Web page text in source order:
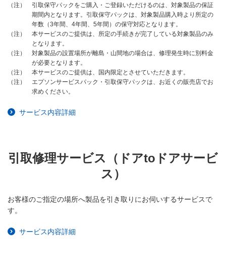
（注）
引取保守パックをご購入・ご登録いただけるのは、対象製品の保証
期間内となります。引取保守パックは、対象製品購入時より所定の
年数（3年間、4年間、5年間）の保守対応となります。
（注）
本サービスのご提供は、所定の手続きが完了している対象製品のみ
となります。
（注）
対象製品の設置場所が離島・山間地の場合は、修理発生時に別料金
が必要となります。
（注）
本サービスのご提供は、国内限定とさせていただきます。
（注）
エプソンサービスパック・引取保守パックは、お近くの販売店でお
求めください。
サービス内容詳細
引取修理サービス（ドアtoドアサービ
ス）
お客様のご指定の場所へ製品を引き取りにお伺いするサービスで
す。
サービス内容詳細